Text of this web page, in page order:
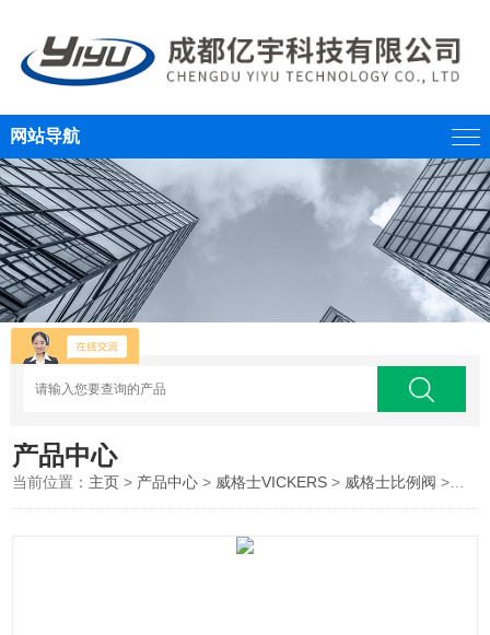
网站导航
产品中心
当前位置： 主页 > 产品中心 > 威格士VICKERS > 威格士比例阀 >威格士VICKERS比例伺服阀